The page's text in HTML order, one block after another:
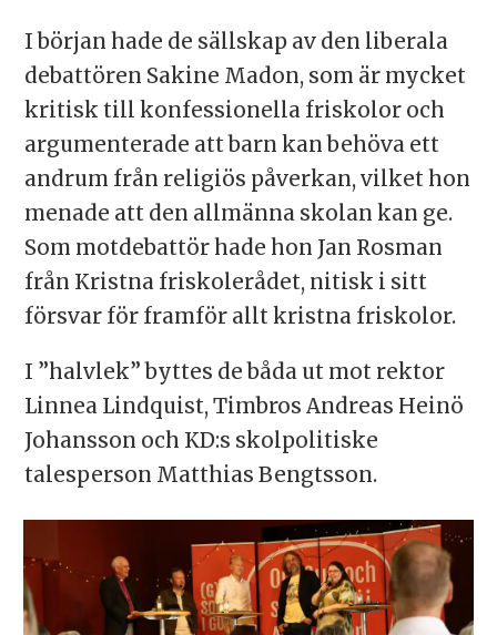
I början hade de sällskap av den liberala
debattören Sakine Madon, som är mycket
kritisk till konfessionella friskolor och
argumenterade att barn kan behöva ett
andrum från religiös påverkan, vilket hon
menade att den allmänna skolan kan ge.
Som motdebattör hade hon Jan Rosman
från Kristna friskolerådet, nitisk i sitt
försvar för framför allt kristna friskolor.
I ”halvlek” byttes de båda ut mot rektor
Linnea Lindquist, Timbros Andreas Heinö
Johansson och KD:s skolpolitiske
talesperson Matthias Bengtsson.